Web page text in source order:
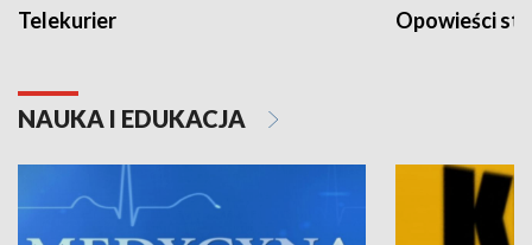
Telekurier Opowieści
NAUKA I EDUKACJA